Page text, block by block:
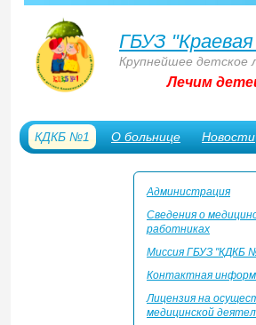
ГБУЗ
Крупнейшее детское
Лечим
КДКБ №1 О больнице Новости
Администрация
Сведения о
работниках
Миссия ГБУЗ "КДКБ
Контактная
Лицензия на
медицинской